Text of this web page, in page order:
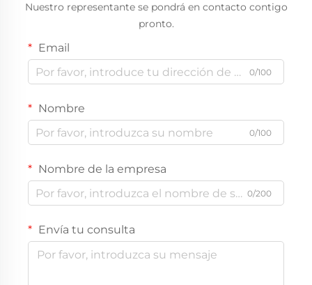
Nuestro representante se pondrá en contacto contigo
pronto.
Email
0/100
Nombre
0/100
Nombre de la empresa
0/200
Envía tu consulta